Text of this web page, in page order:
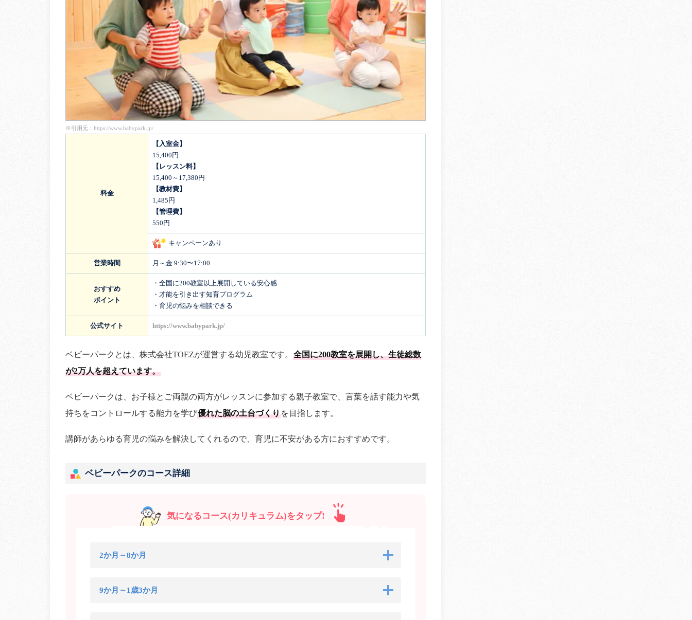
※引用元： https://www.babypark.jp/
料金
【入室金】
15,400円
【レッスン料】
15,400～17,380円
【教材費】
1,485円
【管理費】
550円
キャンペーンあり
営業時間 月～金 9:30〜17:00
おすすめ
ポイント
・全国に200教室以上展開している安心感
・才能を引き出す知育プログラム
・育児の悩みを相談できる
公式サイト https://www.babypark.jp/
ベビーパークとは、株式会社TOEZが運営する幼児教室です。 全国に200教室を展開し、生徒総数
が2万人を超えています。
ベビーパークは、お子様とご両親の両方がレッスンに参加する親子教室で、言葉を話す能力や気
持ちをコントロールする能力を学び優れた脳の土台づくりを目指します。
講師があらゆる育児の悩みを解決してくれるので、育児に不安がある方におすすめです。
ベビーパークのコース詳細
気になるコース(カリキュラム)をタップ!
2か月～8か月
9か月～1歳3か月